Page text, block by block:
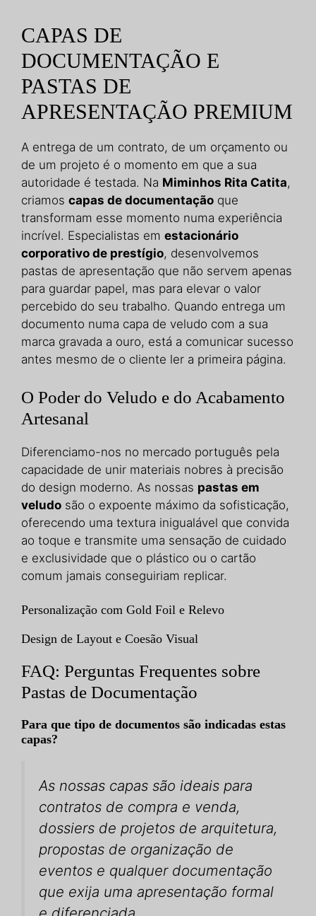
CAPAS DE
DOCUMENTAÇÃO E
PASTAS DE
APRESENTAÇÃO PREMIUM
A entrega de um contrato, de um orçamento ou
de um projeto é o momento em que a sua
autoridade é testada. Na Miminhos Rita Catita,
criamos capas de documentação que
transformam esse momento numa experiência
incrível. Especialistas em estacionário
corporativo de prestígio, desenvolvemos
pastas de apresentação que não servem apenas
para guardar papel, mas para elevar o valor
percebido do seu trabalho. Quando entrega um
documento numa capa de veludo com a sua
marca gravada a ouro, está a comunicar sucesso
antes mesmo de o cliente ler a primeira página.
O Poder do Veludo e do Acabamento
Artesanal
Diferenciamo-nos no mercado português pela
capacidade de unir materiais nobres à precisão
do design moderno. As nossas pastas em
veludo são o expoente máximo da sofisticação,
oferecendo uma textura inigualável que convida
ao toque e transmite uma sensação de cuidado
e exclusividade que o plástico ou o cartão
comum jamais conseguiriam replicar.
Personalização com Gold Foil e Relevo
Design de Layout e Coesão Visual
FAQ: Perguntas Frequentes sobre
Pastas de Documentação
Para que tipo de documentos são indicadas estas
capas?
As nossas capas são ideais para
contratos de compra e venda,
dossiers de projetos de arquitetura,
propostas de organização de
eventos e qualquer documentação
que exija uma apresentação formal